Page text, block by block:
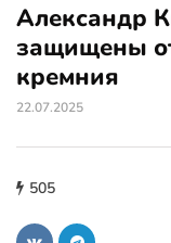
Александр
защищены
кремния
22.07.2025
505